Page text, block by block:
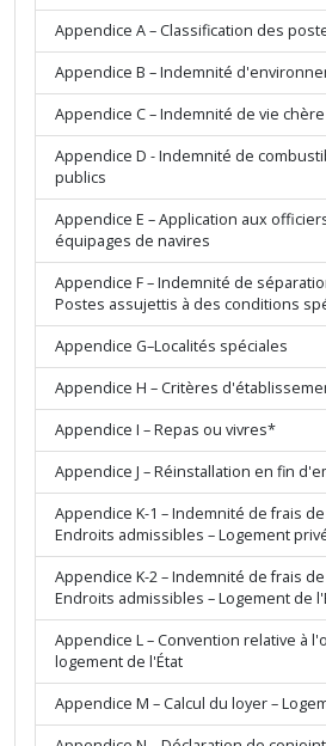
Appendice A – Classification des
Appendice B – Indemnité
Appendice C – Indemnité de vie chère
Appendice D - Indemnité de
publics
Appendice E – Application aux
équipages de navires
Appendice F – Indemnité de
Postes assujettis à des conditions
Appendice G–Localités spéciales
Appendice H – Critères
Appendice I – Repas ou vivres*
Appendice J – Réinstallation en fin
Appendice K-1 – Indemnité de frais de
Endroits admissibles – Logement
Appendice K-2 – Indemnité de frais de
Endroits admissibles – Logement de
Appendice L – Convention relative à
logement de l'État
Appendice M – Calcul du loyer –